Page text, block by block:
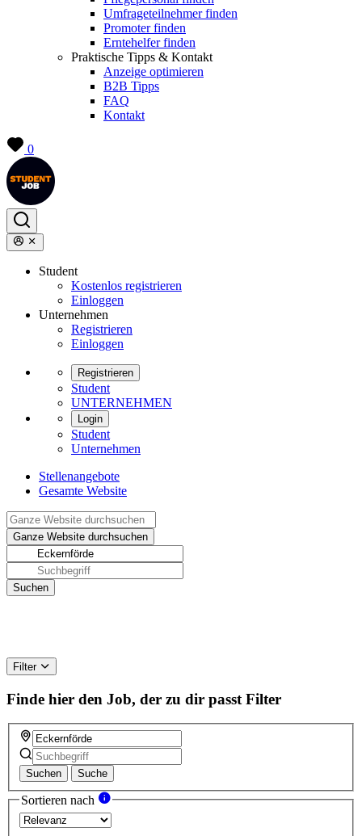
Umfrageteilnehmer finden
Promoter finden
Erntehelfer finden
Praktische Tipps & Kontakt
Anzeige optimieren
B2B Tipps
FAQ
Kontakt
0
Student
Kostenlos registrieren
Einloggen
Unternehmen
Registrieren
Einloggen
Registrieren
Student
UNTERNEHMEN
Login
Student
Unternehmen
Stellenangebote
Gesamte Website
Filter
Finde hier den Job, der zu dir passt Filter
Suchen Suche
Sortieren nach